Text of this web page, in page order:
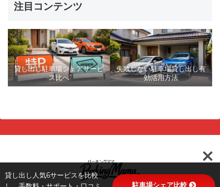
注目コンテンツ
貸し出し駐車場シェアサービ
ス比べ
失敗しない駐車場貸し出し有
効活用方法
貸し出し人気6サービスを比較
駐車場シェア比較